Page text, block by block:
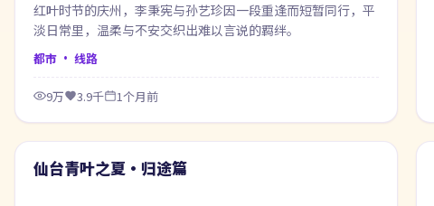
红叶时节的庆州，李秉宪与孙艺珍因一段重逢而短暂同行，平
淡日常里，温柔与不安交织出难以言说的羁绊。
都市 · 线路
9万 3.9千 1个月前
最新
仙台青叶之夏·归途篇